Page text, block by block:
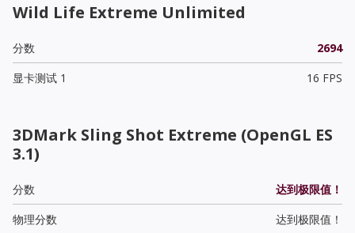
Wild Life Extreme Unlimited
分数
2694
显卡测试 1
16 FPS
3DMark Sling Shot Extreme (OpenGL ES
3.1)
分数
达到极限值！
物理分数
达到极限值！